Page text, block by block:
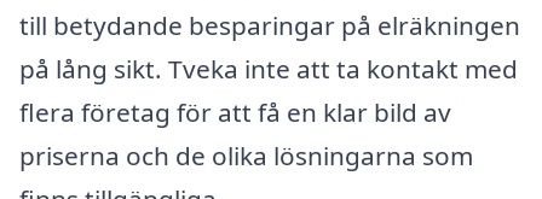
till betydande besparingar på elräkningen
på lång sikt. Tveka inte att ta kontakt med
flera företag för att få en klar bild av
priserna och de olika lösningarna som